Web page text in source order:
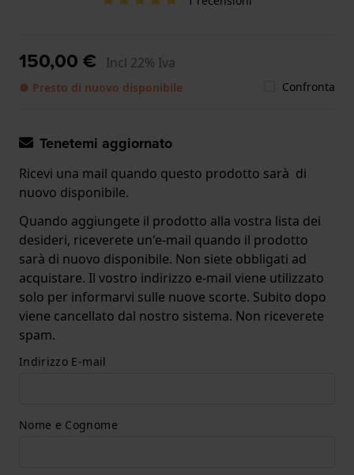
150,00 € Incl 22% Iva
● Presto di nuovo disponibile Confronta
Tenetemi aggiornato
Ricevi una mail quando questo prodotto sarà di
nuovo disponibile.
Quando aggiungete il prodotto alla vostra lista dei
desideri, riceverete un'e-mail quando il prodotto
sarà di nuovo disponibile. Non siete obbligati ad
acquistare. Il vostro indirizzo e-mail viene utilizzato
solo per informarvi sulle nuove scorte. Subito dopo
viene cancellato dal nostro sistema. Non riceverete
spam.
Indirizzo E-mail
Nome e Cognome